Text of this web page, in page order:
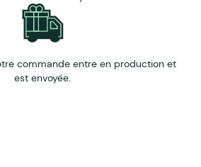
commande entre en production et
est envoyée.